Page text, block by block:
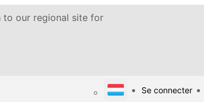
to our regional site for
Se connecter